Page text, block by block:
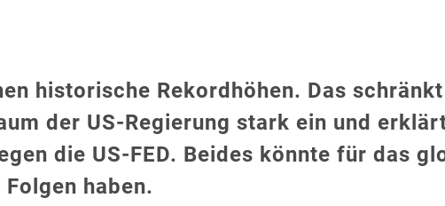
historische Rekordhöhen. Das
der US-Regierung stark ein und
die US-FED. Beides könnte für das
haben.